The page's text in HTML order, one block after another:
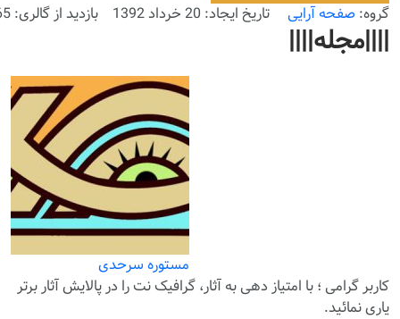
گروه: صفحه آرایی تاریخ ایجاد: 20 خرداد 1392 بازدید از گالری: 465 بار
||||مجله||||
مستوره سرحدی
کاربر گرامی ؛ با امتیاز دهیبه آثار، گرافیک نت را در پالایش آثار برتر
یاری نمائید.